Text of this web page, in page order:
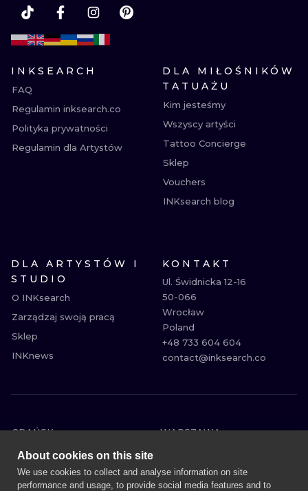
INKSEARCH
FAQ
Regulamin inksearch.co
Polityka prywatności
Regulamin dla Artystów
DLA MIŁOŚNIKÓW
TATUAŻU
Kim jesteśmy
Wszyscy artyści
Tattoo Concierge
Sklep
Vouchers
INKsearch blog
DLA ARTYSTÓW I
STUDIO
O INKsearch
Zarządzaj swoją pracą
Sklep
INKnews
KONTAKT
Ul. Świdnicka 12-16
50-066
Wrocław
Poland
+48 733 604 604
contact@inksearch.co
GDAŃSK
WARSZAWA
POZNAŃ
KATOWICE
WROCŁAW
About cookies on this site
We use cookies to collect and analyse information on site
performance and usage, to provide social media features and to